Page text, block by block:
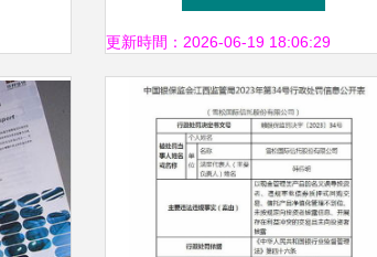
道
更新時間：2026-06-19 18:06:29